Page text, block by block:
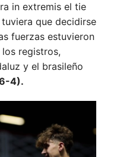
in extremis el tie
que decidirse
fuerzas estuvieron
registros,
y el brasileño
4).